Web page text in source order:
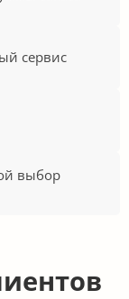
сервис
выбор